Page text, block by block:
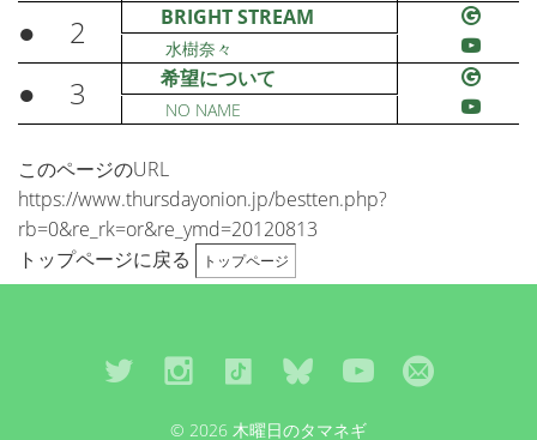
● 2 BRIGHT STREAM
水樹奈々
● 3 希望について
NO NAME
このページのURL
https://www.thursdayonion.jp/bestten.php?
rb=0&re_rk=or&re_ymd=20120813
トップページに戻る
トップページ
© 2026 木曜日のタマネギ